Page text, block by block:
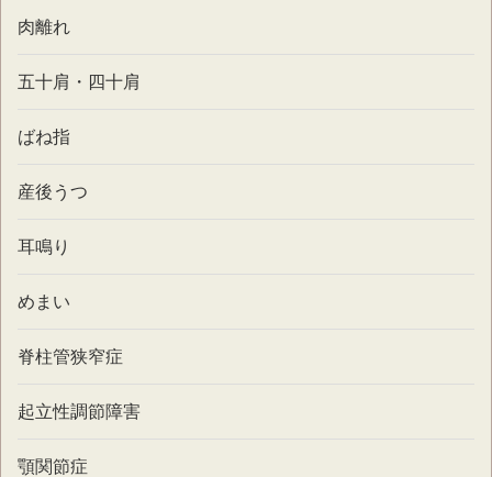
肉離れ
五十肩・四十肩
ばね指
産後うつ
耳鳴り
めまい
脊柱管狭窄症
起立性調節障害
顎関節症